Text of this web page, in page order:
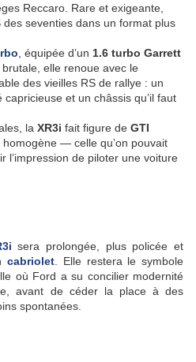
Reccaro. Rare et exigeante,
des seventies dans un format plus
, équipée d’un 1.6 turbo Garrett
brutale, elle renoue avec le
des vieilles RS de rallye : un
et un châssis qu’il faut
la XR3i fait figure de GTI
homogène — celle qu’on pouvait
l’impression de piloter une voiture
sera prolongée, plus policée et
cabriolet . Elle restera le symbole
où Ford a su concilier modernité
avant de céder la place à des
spontanées.